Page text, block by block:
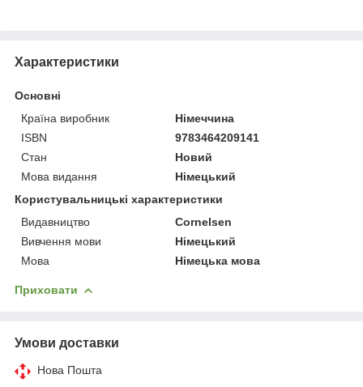
Характеристики
Основні
Країна виробник
Німеччина
ISBN
9783464209141
Стан
Новий
Мова видання
Німецький
Користувальницькі характеристики
Видавництво
Cornelsen
Вивчення мови
Німецький
Мова
Німецька мова
Приховати
Умови доставки
Нова Пошта